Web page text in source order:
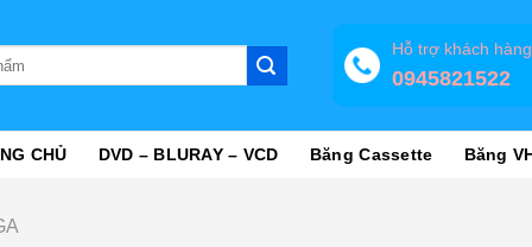
Hỗ trợ khách hàng
0945821522
CHỦ DVD – BLURAY – VCD Băng Cassette Băng